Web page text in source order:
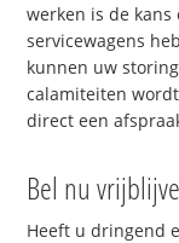
werken is de
servicewagens
kunnen uw
calamiteiten
direct een
Bel nu
Heeft u dringend